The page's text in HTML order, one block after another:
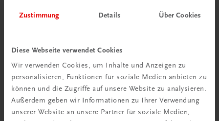
Zustimmung Details Über Cookies
Diese Webseite verwendet Cookies
Wir verwenden Cookies, um Inhalte und Anzeigen zu
personalisieren, Funktionen für soziale Medien anbieten zu
können und die Zugriffe auf unsere Website zu analysieren.
Außerdem geben wir Informationen zu Ihrer Verwendung
unserer Website an unsere Partner für soziale Medien,
Leitfäden